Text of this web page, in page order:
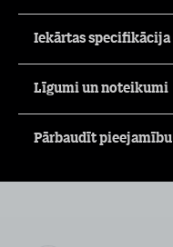
Iekārtas specifikācija
Līgumi un noteikumi
Pārbaudīt